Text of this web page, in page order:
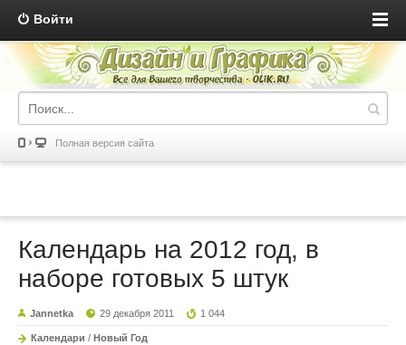
Войти
Полная версия сайта
Календарь на 2012 год, в
наборе готовых 5 штук
Jannetka 29 декабря 2011 1 044
Календари / Новый Год